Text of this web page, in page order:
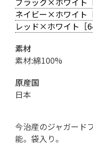
ネイビー×ホワイト
レッド×ホワイト［
素材
素材:綿100%
原産国
日本
今治産のジャガード
能。袋入り。